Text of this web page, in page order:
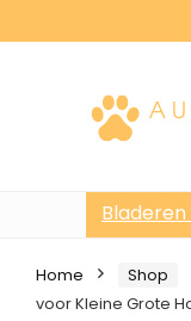
Home Shop
voor Kleine Grote